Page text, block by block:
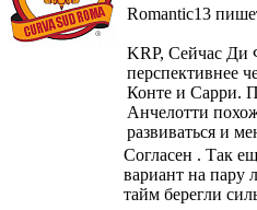
Romantic13
KRP, Сейчас Ди
перспективнее
Конте и Сарри.
Анчелотти
развиваться и
Согласен . Так
вариант на пару
тайм берегли